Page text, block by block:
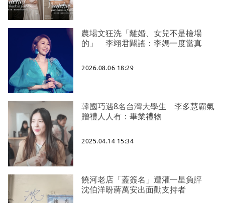
農場文狂洗「離婚、女兒不是檢場
的」 李翊君闢謠：李媽一度當真
2026.08.06 18:29
韓國巧遇8名台灣大學生 李多慧霸氣
贈禮人人有：畢業禮物
2025.04.14 15:34
饒河老店「蓋簽名」遭灌一星負評
沈伯洋盼蔣萬安出面勸支持者